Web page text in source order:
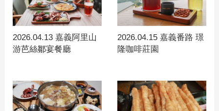
2026.04.13 嘉義阿里山
游芭絲鄒宴餐廳
2026.04.15 嘉義番路 璟
隆咖啡莊園